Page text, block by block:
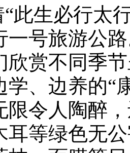
此生必行太
一号旅游公
欣赏不同季
学、边养的“
限令人陶醉
耳等绿色无